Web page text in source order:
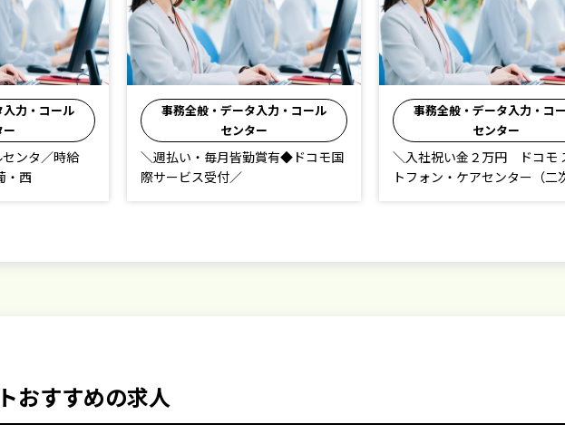
力・コール
ー
有◆ドコモ国
事務全般・データ入力・コール
センター
＼入社祝い金２万円 ドコモ スマー
トフォン・ケアセンター（二次受付
事務全般・データ入力・コ
センター
週払いOK◆毎月皆勤賞有◆ド
スマホ問合わせ
おすすめの求人